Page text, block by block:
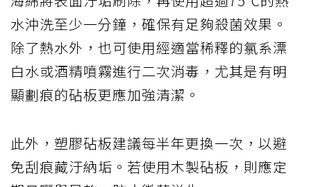
水沖洗至少一分鐘，確保有足夠殺菌效果。
除了熱水外，也可使用經適當稀釋的氯系漂
白水或酒精噴霧進行二次消毒，尤其是有明
顯劃痕的砧板更應加強清潔。
此外，塑膠砧板建議每半年更換一次，以避
免刮痕藏汙納垢。若使用木製砧板，則應定